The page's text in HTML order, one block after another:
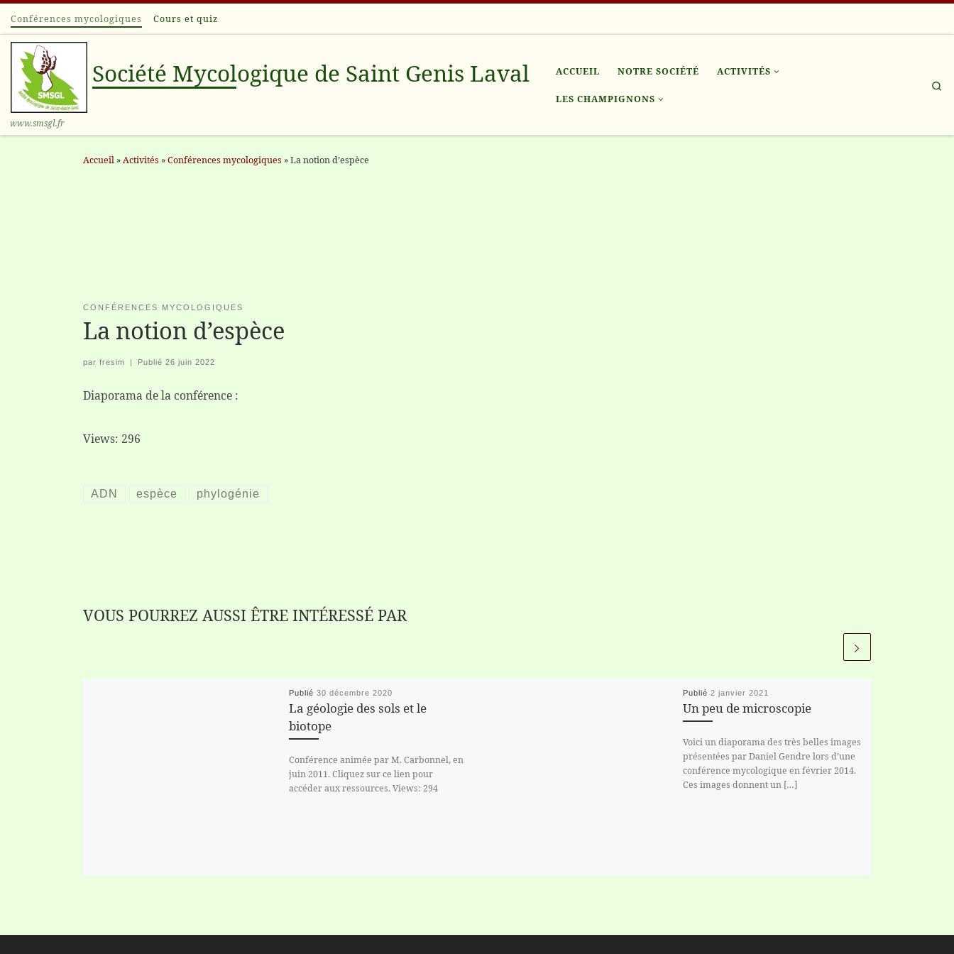
Passer au contenu
Conférences mycologiques Cours et quiz
Société Mycologique de Saint Genis Laval
www.smsgl.fr
ACCUEIL NOTRE SOCIÉTÉ ACTIVITÉS
LES CHAMPIGNONS
Accueil »Activités »Conférences mycologiques »La notion d’espèce
CONFÉRENCES MYCOLOGIQUES
La notion d’espèce
par fresim | Publié 26 juin 2022
Diaporama de la conférence :
Views: 296
ADN espèce phylogénie
VOUS POURREZ AUSSI ÊTRE INTÉRESSÉ PAR
Publié 30 décembre 2020
La géologie des sols et le
biotope
Conférence animée par M. Carbonnel, en
juin 2011. Cliquez sur ce lien pour
accéder aux ressources. Views: 294
Publié 2 janvier 2021
Un peu de microscopie
Voici un diaporama des très belles images
présentées par Daniel Gendre lors d’une
conférence mycologique en février 2014.
Ces images donnent un […]